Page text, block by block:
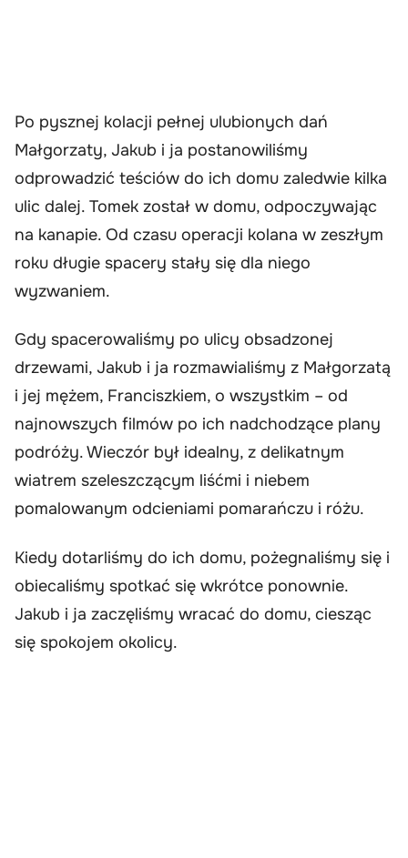
Po pysznej kolacji pełnej ulubionych dań
Małgorzaty, Jakub i ja postanowiliśmy
odprowadzić teściów do ich domu zaledwie kilka
ulic dalej. Tomek został w domu, odpoczywając
na kanapie. Od czasu operacji kolana w zeszłym
roku długie spacery stały się dla niego
wyzwaniem.
Gdy spacerowaliśmy po ulicy obsadzonej
drzewami, Jakub i ja rozmawialiśmy z Małgorzatą
i jej mężem, Franciszkiem, o wszystkim – od
najnowszych filmów po ich nadchodzące plany
podróży. Wieczór był idealny, z delikatnym
wiatrem szeleszczącym liśćmi i niebem
pomalowanym odcieniami pomarańczu i różu.
Kiedy dotarliśmy do ich domu, pożegnaliśmy się i
obiecaliśmy spotkać się wkrótce ponownie.
Jakub i ja zaczęliśmy wracać do domu, ciesząc
się spokojem okolicy.